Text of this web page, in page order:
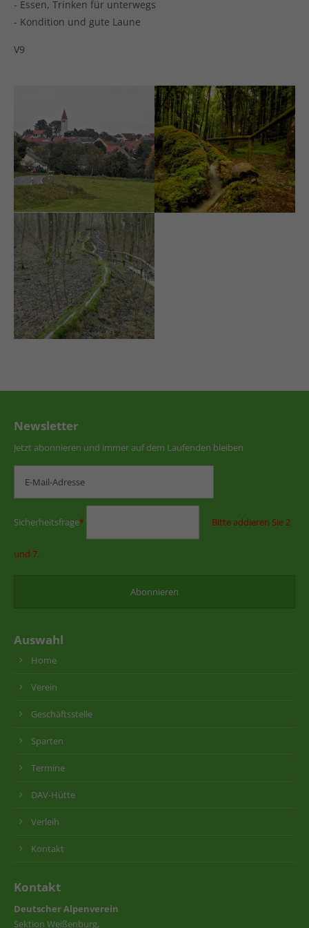
- Essen, Trinken für unterwegs
- Kondition und gute Laune
V9
Newsletter
Jetzt abonnieren und immer auf dem Laufenden bleiben
Sicherheitsfrage* Bitte addieren Sie 2
und 7.
Auswahl
Home
Verein
Geschäftsstelle
Sparten
Termine
DAV-Hütte
Verleih
Kontakt
Kontakt
Deutscher Alpenverein
Sektion Weißenburg,